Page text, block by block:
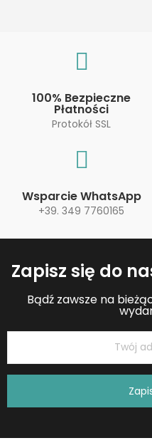
100% Bezpieczne
Płatności
Protokół SSL
Wsparcie WhatsApp
+39. 349 7760165
Zapisz się do
Bądź zawsze na